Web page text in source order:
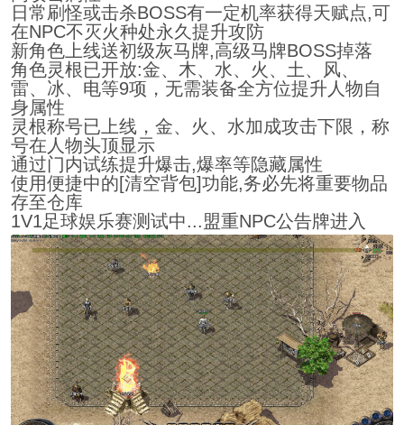
日常刷怪或击杀BOSS有一定机率获得天赋点,可
在NPC不灭火种处永久提升攻防
新角色上线送初级灰马牌,高级马牌BOSS掉落
角色灵根已开放:金、木、水、火、土、风、
雷、冰、电等9项，无需装备全方位提升人物自
身属性
灵根称号已上线，金、火、水加成攻击下限，称
号在人物头顶显示
通过门内试练提升爆击,爆率等隐藏属性
使用便捷中的[清空背包]功能,务必先将重要物品
存至仓库
1V1足球娱乐赛测试中...盟重NPC公告牌进入